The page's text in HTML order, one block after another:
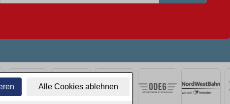
Alle Cookies ablehnen